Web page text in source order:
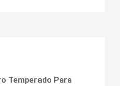
Temperado Para